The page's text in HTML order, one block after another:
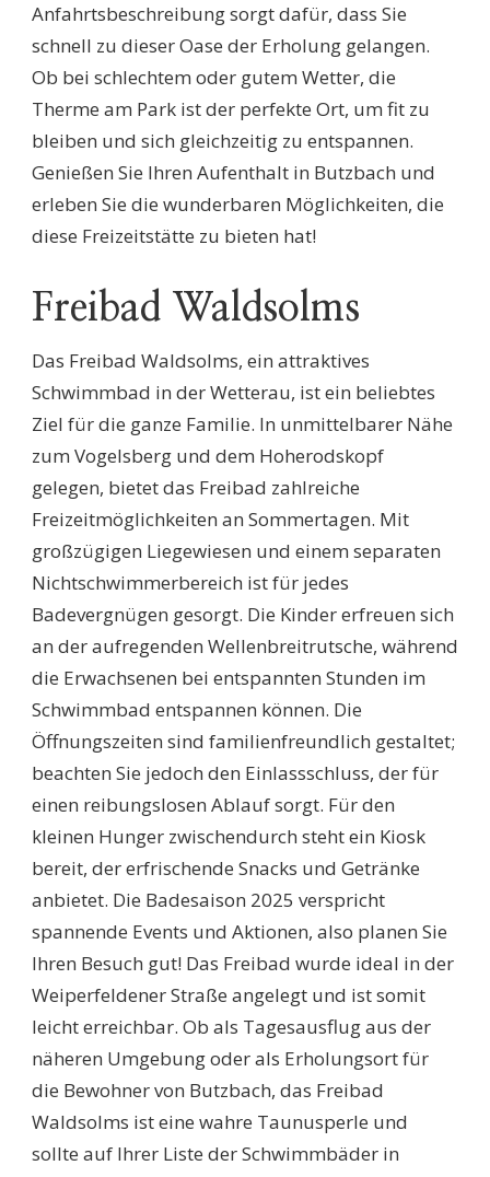
Anfahrtsbeschreibung sorgt dafür, dass Sie
schnell zu dieser Oase der Erholung gelangen.
Ob bei schlechtem oder gutem Wetter, die
Therme am Park ist der perfekte Ort, um fit zu
bleiben und sich gleichzeitig zu entspannen.
Genießen Sie Ihren Aufenthalt in Butzbach und
erleben Sie die wunderbaren Möglichkeiten, die
diese Freizeitstätte zu bieten hat!
Freibad Waldsolms
Das Freibad Waldsolms, ein attraktives
Schwimmbad in der Wetterau, ist ein beliebtes
Ziel für die ganze Familie. In unmittelbarer Nähe
zum Vogelsberg und dem Hoherodskopf
gelegen, bietet das Freibad zahlreiche
Freizeitmöglichkeiten an Sommertagen. Mit
großzügigen Liegewiesen und einem separaten
Nichtschwimmerbereich ist für jedes
Badevergnügen gesorgt. Die Kinder erfreuen sich
an der aufregenden Wellenbreitrutsche, während
die Erwachsenen bei entspannten Stunden im
Schwimmbad entspannen können. Die
Öffnungszeiten sind familienfreundlich gestaltet;
beachten Sie jedoch den Einlassschluss, der für
einen reibungslosen Ablauf sorgt. Für den
kleinen Hunger zwischendurch steht ein Kiosk
bereit, der erfrischende Snacks und Getränke
anbietet. Die Badesaison 2025 verspricht
spannende Events und Aktionen, also planen Sie
Ihren Besuch gut! Das Freibad wurde ideal in der
Weiperfeldener Straße angelegt und ist somit
leicht erreichbar. Ob als Tagesausflug aus der
näheren Umgebung oder als Erholungsort für
die Bewohner von Butzbach, das Freibad
Waldsolms ist eine wahre Taunusperle und
sollte auf Ihrer Liste der Schwimmbäder in